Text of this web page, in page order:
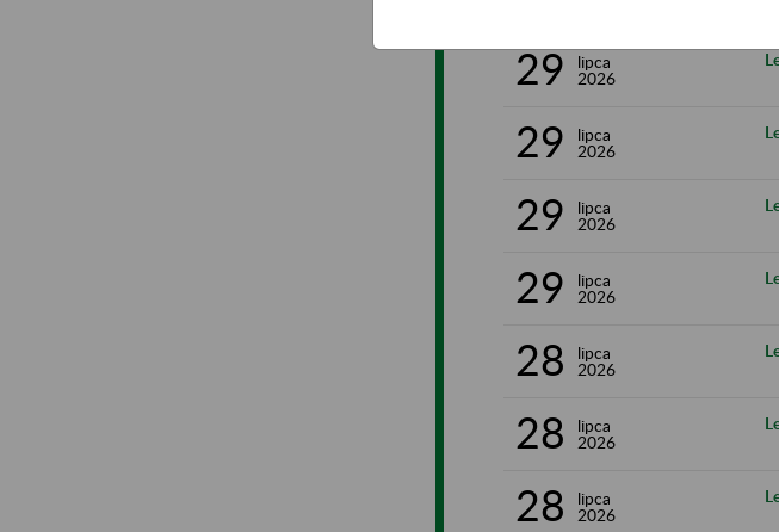
29
lipca
2026
29
lipca
2026
29
lipca
2026
29
lipca
2026
28
lipca
2026
28
lipca
2026
28
lipca
2026